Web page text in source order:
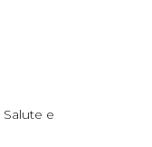
Salute e